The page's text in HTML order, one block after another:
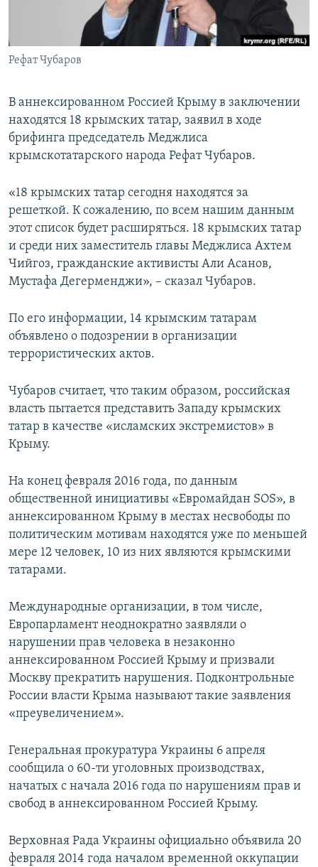
ПОБЕДИТЕЛЕЙ НЕ СУДЯТ?
КРЫМ.НЕПОКОРЕННЫЙ
ELIFBE
ПРИСОЕДИНЯЙТЕСЬ!
Все сайты RFE/RL
Рефат Чубаров
В аннексированном Россией Крыму в заключении
находятся 18 крымских татар, заявил в ходе
брифинга председатель Меджлиса
крымскотатарского народа Рефат Чубаров.
«18 крымских татар сегодня находятся за
решеткой. К сожалению, по всем нашим данным
этот список будет расширяться. 18 крымских татар
и среди них заместитель главы Меджлиса Ахтем
Чийгоз, гражданские активисты Али Асанов,
Мустафа Дегерменджи», – сказал Чубаров.
По его информации, 14 крымским татарам
объявлено о подозрении в организации
террористических актов.
Чубаров считает, что таким образом, российская
власть пытается представить Западу крымских
татар в качестве «исламских экстремистов» в
Крыму.
На конец февраля 2016 года, по данным
общественной инициативы «Евромайдан SOS», в
аннексированном Крыму в местах несвободы по
политическим мотивам находятся уже по меньшей
мере 12 человек, 10 из них являются крымскими
татарами.
Международные организации, в том числе,
Европарламент неоднократно заявляли о
нарушении прав человека в незаконно
аннексированном Россией Крыму и призвали
Москву прекратить нарушения. Подконтрольные
России власти Крыма называют такие заявления
«преувеличением».
Генеральная прокуратура Украины 6 апреля
сообщила о 60-ти уголовных производствах,
начатых с начала 2016 года по нарушениям прав и
свобод в аннексированном Россией Крыму.
Верховная Рада Украины официально объявила 20
февраля 2014 года началом временной оккупации